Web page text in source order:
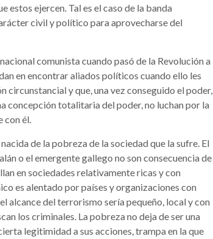
estos ejercen. Tal es el caso de la banda
civil y político para aprovecharse del
comunista cuando pasó de la Revolución a
en encontrar aliados políticos cuando ello les
circunstancial y que, una vez conseguido el poder,
concepción totalitaria del poder, no luchan por la
con él.
de la pobreza de la sociedad que la sufre. El
o el emergente gallego no son consecuencia de
en sociedades relativamente ricas y con
es alentado por países y organizaciones con
alcance del terrorismo sería pequeño, local y con
los criminales. La pobreza no deja de ser una
legitimidad a sus acciones, trampa en la que